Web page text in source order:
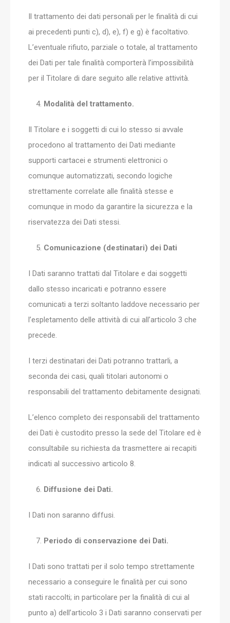
Il trattamento dei dati personali per le finalità di cui
ai precedenti punti c), d), e), f) e g) è facoltativo.
L’eventuale rifiuto, parziale o totale, al trattamento
dei Dati per tale finalità comporterà l’impossibilità
per il Titolare di dare seguito alle relative attività.
Modalità del trattamento.
Il Titolare e i soggetti di cui lo stesso si avvale
procedono al trattamento dei Dati mediante
supporti cartacei e strumenti elettronici o
comunque automatizzati, secondo logiche
strettamente correlate alle finalità stesse e
comunque in modo da garantire la sicurezza e la
riservatezza dei Dati stessi.
Comunicazione (destinatari) dei Dati
I Dati saranno trattati dal Titolare e dai soggetti
dallo stesso incaricati e potranno essere
comunicati a terzi soltanto laddove necessario per
l’espletamento delle attività di cui all’articolo 3 che
precede.
I terzi destinatari dei Dati potranno trattarli, a
seconda dei casi, quali titolari autonomi o
responsabili del trattamento debitamente designati.
L’elenco completo dei responsabili del trattamento
dei Dati è custodito presso la sede del Titolare ed è
consultabile su richiesta da trasmettere ai recapiti
indicati al successivo articolo 8.
Diffusione dei Dati.
I Dati non saranno diffusi.
Periodo di conservazione dei Dati.
I Dati sono trattati per il solo tempo strettamente
necessario a conseguire le finalità per cui sono
stati raccolti; in particolare per la finalità di cui al
punto a) dell’articolo 3 i Dati saranno conservati per